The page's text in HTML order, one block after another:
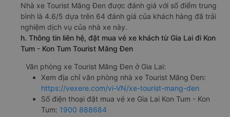
Nhà xe Tourist Măng Đen được đánh giá với số điểm trung
bình là 4.6/5 dựa trên 64 đánh giá của khách hàng đã trải
nghiệm dịch vụ của nhà xe này.
h. Thông tin liên hệ, đặt mua vé xe khách từ Gia Lai đi Kon
Tum - Kon Tum Tourist Măng Đen
Văn phòng xe Tourist Măng Đen ở Gia Lai:
Xem địa chỉ văn phòng nhà xe Tourist Măng Đen:
https://vexere.com/vi-VN/xe-tourist-mang-den
Số điện thoại đặt mua vé xe Gia Lai Kon Tum - Kon
Tum: 1900 888684